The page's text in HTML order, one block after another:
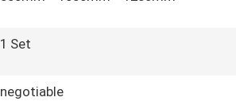
1 Set
negotiable